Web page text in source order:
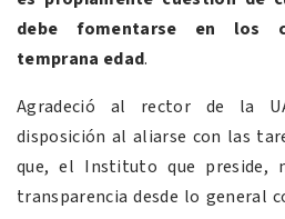
debe fomentarse en los
temprana edad.
Agradeció al rector de la
disposición al aliarse con las
que, el Instituto que preside,
transparencia desde lo general